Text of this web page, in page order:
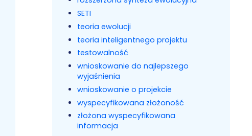
SETI
teoria ewolucji
teoria inteligentnego projektu
testowalność
wnioskowanie do najlepszego
wyjaśnienia
wnioskowanie o projekcie
wyspecyfikowana złożoność
złożona wyspecyfikowana
informacja